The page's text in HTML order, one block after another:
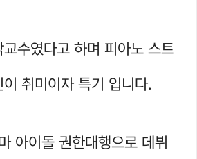
수였다고 하며 피아노 스트
취미이자 특기 입니다.
아이돌 권한대행으로 데뷔